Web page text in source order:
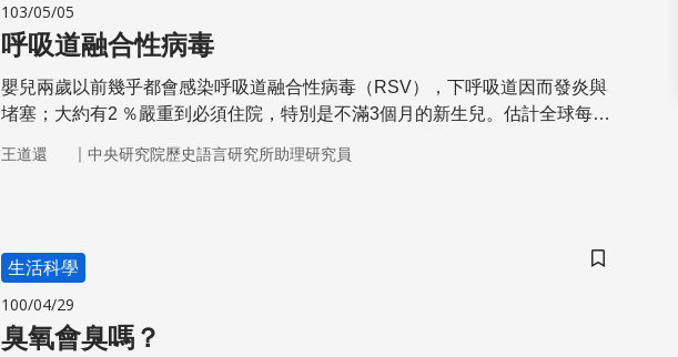
103/05/05
呼吸道融合性病毒
嬰兒兩歲以前幾乎都會感染呼吸道融合性病毒（RSV），下呼吸道因而發炎與
堵塞；大約有2 ％‬嚴重到必須住院，特別是不滿3個月的新生兒。估計全球每年
王道還 ｜ 中央研究院歷史語言研究所助理研究員
儲存書籤
生活科學
100/04/29
臭氧會臭嗎？